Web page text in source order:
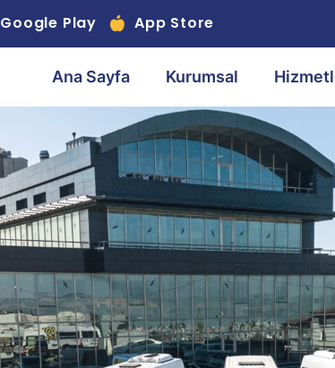
Google Play App Store
Ana Sayfa Kurumsal